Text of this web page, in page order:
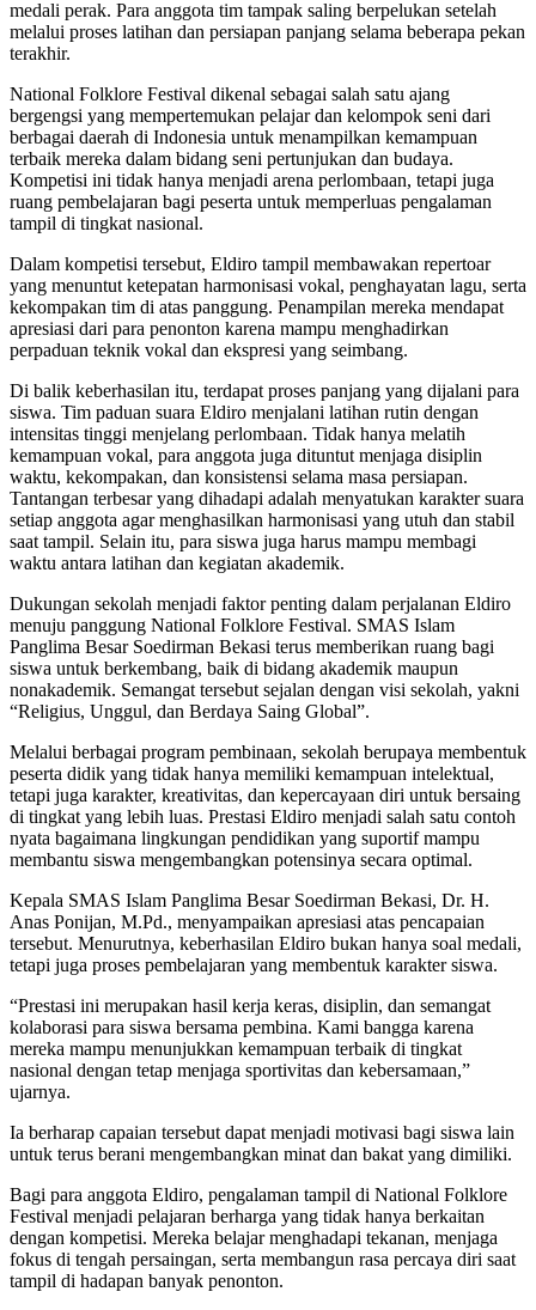
medali perak. Para anggota tim tampak saling berpelukan setelah
melalui proses latihan dan persiapan panjang selama beberapa pekan
terakhir.
National Folklore Festival dikenal sebagai salah satu ajang
bergengsi yang mempertemukan pelajar dan kelompok seni dari
berbagai daerah di Indonesia untuk menampilkan kemampuan
terbaik mereka dalam bidang seni pertunjukan dan budaya.
Kompetisi ini tidak hanya menjadi arena perlombaan, tetapi juga
ruang pembelajaran bagi peserta untuk memperluas pengalaman
tampil di tingkat nasional.
Dalam kompetisi tersebut, Eldiro tampil membawakan repertoar
yang menuntut ketepatan harmonisasi vokal, penghayatan lagu, serta
kekompakan tim di atas panggung. Penampilan mereka mendapat
apresiasi dari para penonton karena mampu menghadirkan
perpaduan teknik vokal dan ekspresi yang seimbang.
Di balik keberhasilan itu, terdapat proses panjang yang dijalani para
siswa. Tim paduan suara Eldiro menjalani latihan rutin dengan
intensitas tinggi menjelang perlombaan. Tidak hanya melatih
kemampuan vokal, para anggota juga dituntut menjaga disiplin
waktu, kekompakan, dan konsistensi selama masa persiapan.
Tantangan terbesar yang dihadapi adalah menyatukan karakter suara
setiap anggota agar menghasilkan harmonisasi yang utuh dan stabil
saat tampil. Selain itu, para siswa juga harus mampu membagi
waktu antara latihan dan kegiatan akademik.
Dukungan sekolah menjadi faktor penting dalam perjalanan Eldiro
menuju panggung National Folklore Festival. SMAS Islam
Panglima Besar Soedirman Bekasi terus memberikan ruang bagi
siswa untuk berkembang, baik di bidang akademik maupun
nonakademik. Semangat tersebut sejalan dengan visi sekolah, yakni
“Religius, Unggul, dan Berdaya Saing Global”.
Melalui berbagai program pembinaan, sekolah berupaya membentuk
peserta didik yang tidak hanya memiliki kemampuan intelektual,
tetapi juga karakter, kreativitas, dan kepercayaan diri untuk bersaing
di tingkat yang lebih luas. Prestasi Eldiro menjadi salah satu contoh
nyata bagaimana lingkungan pendidikan yang suportif mampu
membantu siswa mengembangkan potensinya secara optimal.
Kepala SMAS Islam Panglima Besar Soedirman Bekasi, Dr. H.
Anas Ponijan, M.Pd., menyampaikan apresiasi atas pencapaian
tersebut. Menurutnya, keberhasilan Eldiro bukan hanya soal medali,
tetapi juga proses pembelajaran yang membentuk karakter siswa.
“Prestasi ini merupakan hasil kerja keras, disiplin, dan semangat
kolaborasi para siswa bersama pembina. Kami bangga karena
mereka mampu menunjukkan kemampuan terbaik di tingkat
nasional dengan tetap menjaga sportivitas dan kebersamaan,”
ujarnya.
Ia berharap capaian tersebut dapat menjadi motivasi bagi siswa lain
untuk terus berani mengembangkan minat dan bakat yang dimiliki.
Bagi para anggota Eldiro, pengalaman tampil di National Folklore
Festival menjadi pelajaran berharga yang tidak hanya berkaitan
dengan kompetisi. Mereka belajar menghadapi tekanan, menjaga
fokus di tengah persaingan, serta membangun rasa percaya diri saat
tampil di hadapan banyak penonton.